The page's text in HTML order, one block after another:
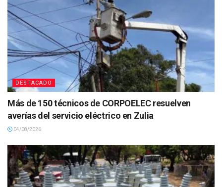
DESTACADO
Más de 150 técnicos de CORPOELEC resuelven
averías del servicio eléctrico en Zulia
04/08/2026